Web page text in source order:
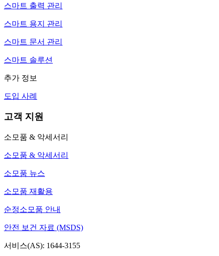
스마트 출력 관리
스마트 용지 관리
스마트 문서 관리
스마트 솔루션
추가 정보
도입 사례
고객 지원
소모품 & 악세서리
소모품 & 악세서리
소모품 뉴스
소모품 재활용
순정소모품 안내
안전 보건 자료 (MSDS)
서비스(AS): 1644-3155